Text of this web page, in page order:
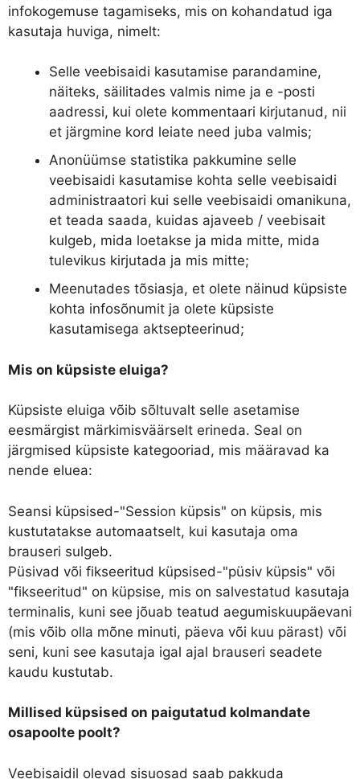
infokogemuse tagamiseks, mis on kohandatud iga
kasutaja huviga, nimelt:
Selle veebisaidi kasutamise parandamine,
näiteks, säilitades valmis nime ja e -posti
aadressi, kui olete kommentaari kirjutanud, nii
et järgmine kord leiate need juba valmis;
Anonüümse statistika pakkumine selle
veebisaidi kasutamise kohta selle veebisaidi
administraatori kui selle veebisaidi omanikuna,
et teada saada, kuidas ajaveeb / veebisait
kulgeb, mida loetakse ja mida mitte, mida
tulevikus kirjutada ja mis mitte;
Meenutades tõsiasja, et olete näinud küpsiste
kohta infosõnumit ja olete küpsiste
kasutamisega aktsepteerinud;
Mis on küpsiste eluiga?
Küpsiste eluiga võib sõltuvalt selle asetamise
eesmärgist märkimisväärselt erineda. Seal on
järgmised küpsiste kategooriad, mis määravad ka
nende eluea:
Seansi küpsised-"Session küpsis" on küpsis, mis
kustutatakse automaatselt, kui kasutaja oma
brauseri sulgeb.
Püsivad või fikseeritud küpsised-"püsiv küpsis" või
"fikseeritud" on küpsise, mis on salvestatud kasutaja
terminalis, kuni see jõuab teatud aegumiskuupäevani
(mis võib olla mõne minuti, päeva või kuu pärast) või
seni, kuni see kasutaja igal ajal brauseri seadete
kaudu kustutab.
Millised küpsised on paigutatud kolmandate
osapoolte poolt?
Veebisaidil olevad sisuosad saab pakkuda